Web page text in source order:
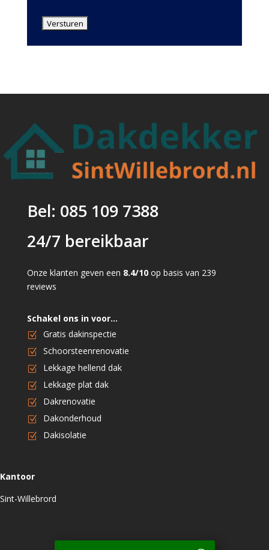
Bel: 085 109 7388
24/7 bereikbaar
Onze klanten geven een 8.4/10 op basis van 239
reviews
Schakel ons in voor…
Gratis dakinspectie
Schoorsteenrenovatie
Lekkage hellend dak
Lekkage plat dak
Dakrenovatie
Dakonderhoud
Dakisolatie
Kantoor
Sint-Willebrord